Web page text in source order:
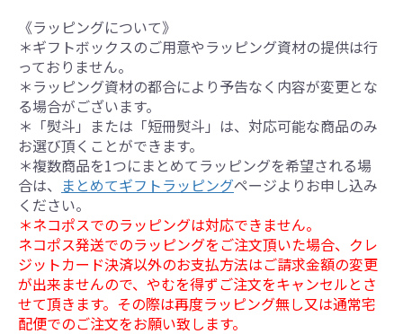
《ラッピングについて》
＊ギフトボックスのご用意やラッピング資材の提供は行
っておりません。
＊ラッピング資材の都合により予告なく内容が変更とな
る場合がございます。
＊「熨斗」または「短冊熨斗」は、対応可能な商品のみ
お選び頂くことができます。
＊複数商品を1つにまとめてラッピングを希望される場
合は、 まとめてギフトラッピングページよりお申し込み
ください。
＊ネコポスでのラッピングは対応できません。
ネコポス発送でのラッピングをご注文頂いた場合、クレ
ジットカード決済以外のお支払方法はご請求金額の変更
が出来ませんので、やむを得ずご注文をキャンセルとさ
せて頂きます。その際は再度ラッピング無し又は通常宅
配便でのご注文をお願い致します。